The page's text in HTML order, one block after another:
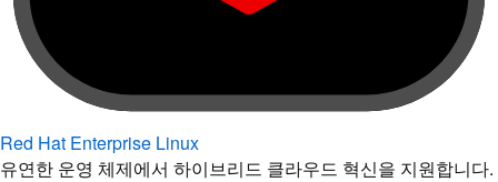
Red Hat Enterprise Linux
유연한 운영 체제에서 하이브리드 클라우드 혁신을 지원합니다.